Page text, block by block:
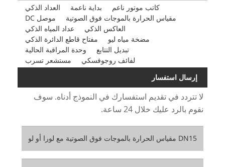
العداد الذكي
بداية ناعمة
كاتب موتور ناعم
موصل DC
مقياس الحرارة بالموجات فوق الصوتية
عداد المياه الذكي
العاكس الذكي
مفتاح قاطع الدائرة الذكي
مضخة مياه ليو
وحدة المراقبة الحالية
تبديل التتابع
مستشعر تسرب
لفائف روجوفسكي
إرسال استفسار
لا تتردد في تقديم استفسارك في النموذج أدناه. سوف
نقوم بالرد عليك خلال 24 ساعة.